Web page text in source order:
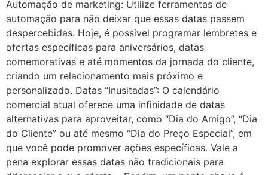
Automação de marketing: Utilize ferramentas de
automação para não deixar que essas datas passem
despercebidas. Hoje, é possível programar lembretes e
ofertas específicas para aniversários, datas
comemorativas e até momentos da jornada do cliente,
criando um relacionamento mais próximo e
personalizado. Datas “Inusitadas”: O calendário
comercial atual oferece uma infinidade de datas
alternativas para aproveitar, como “Dia do Amigo”, “Dia
do Cliente” ou até mesmo “Dia do Preço Especial”, em
que você pode promover ações específicas. Vale a
pena explorar essas datas não tradicionais para